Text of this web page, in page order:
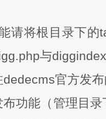
请将根目录下
与
dedecms官方发
布功能（管理目